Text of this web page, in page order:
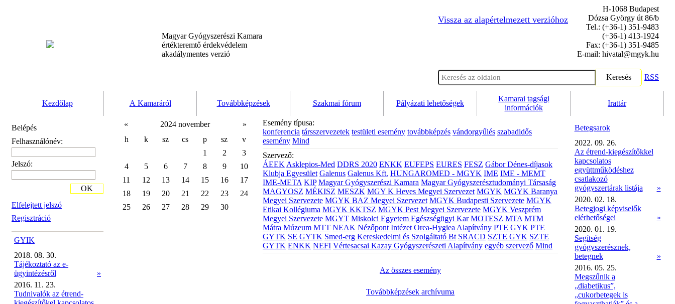
Magyar Gyógyszerészi Kamara
értékteremtő érdekvédelem
akadálymentes verzió
Vissza az alapértelmezett verzióhoz
H-1068 Budapest
Dózsa György út 86/b
Tel.: (+36-1) 351-9483
(+36-1) 413-1924
Fax: (+36-1) 351-9485
E-mail: hivatal@mgyk.hu
Keresés RSS
Kezdőlap A Kamaráról Továbbképzések Szakmai fórum Pályázati lehetőségek
Kamarai tagsági
információk
Irattár
Belépés
Felhasználónév:
Jelszó:
Elfelejtett jelszó
Regisztráció
OK
GYIK
2018. 08. 30.
Tájékoztató az e-
ügyintézésről
»
2016. 11. 23.
Tudnivalók az étrend-
« 2024 november
»
h
k sz cs p sz
v
1
2
3
4
5 6 7 8 9
10
11
12 13 14 15 16
17
18
19 20 21 22 23
24
25
26 27 28 29 30
Esemény típusa:
konferencia társszervezetek testületi esemény továbbképzés vándorgyűlés szabadidős
esemény Mind
Szervező:
ÁEEK Asklepios-Med DDRS 2020 ENKK EUFEPS EURES FESZ Gábor Dénes-díjasok
Klubja Egyesület Galenus Galenus Kft. HUNGAROMED - MGYK IME IME - MEMT
IME-META KIP Magyar Gyógyszerészi Kamara Magyar Gyógyszerésztudományi Társaság
MAGYOSZ MÉKISZ MESZK MGY K Heves Megyei Szervezet MGYK MGYK Baranya
Megyei Szervezete MGYK BAZ Megyei Szervezet MGYK Budapesti Szervezete MGYK
Etikai Kollégiuma MGYK KKTSZ MGYK Pest Megyei Szervezete MGYK Veszprém
Megyei Szervezete MGYT Miskolci Egyetem Egészségügyi Kar MOTESZ MTA MTM
Mátra Múzeum MTT NEAK Nézőpont Intézet Orea-Hygiea Alapítvány PTE GYK PTE
GYTK SE GYTK Smed-erg Kereskedelmi és Szolgáltató Bt SRACD SZTE GYK SZTE
GYTK ENKK NEFI Vértesacsai Kazay Gyógyszerészeti Alapítvány egyéb szervező Mind
Az összes esemény
Továbbképzések archívuma
Betegsarok
2022. 09. 26.
Az étrend-kiegészítőkkel
kapcsolatos
együttműködéshez
csatlakozó
gyógyszertárak listája
»
2020. 02. 18.
Betegjogi képviselők
elérhetőségei
»
2020. 01. 19.
Segítség
gyógyszerésznek,
betegnek
»
2016. 05. 25.
Megszűnik a
„diabetikus”,
„cukorbetegek is